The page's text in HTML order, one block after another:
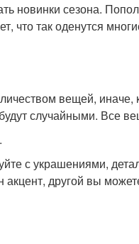
новинки сезона.
что так оденутся
вещей,
случайными. Все
с украшениями,
акцент, другой вы